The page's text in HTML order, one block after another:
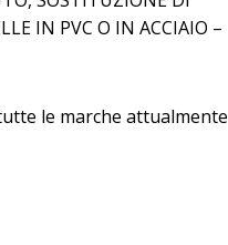
IN PVC O IN ACCIAIO –
le marche attualmente